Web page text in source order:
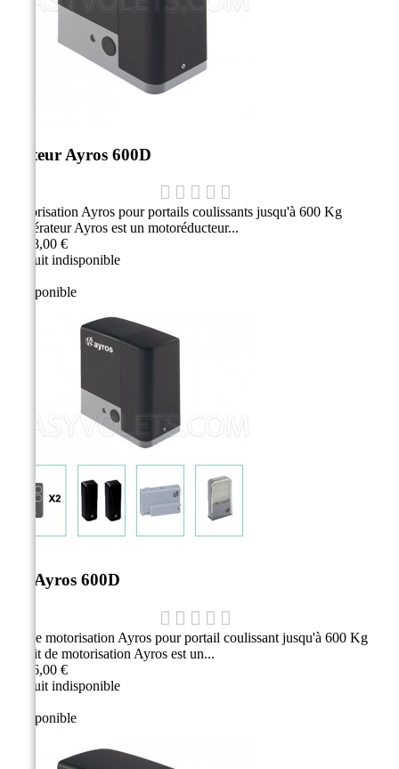
Moteur Ayros 600D
Motorisation Ayros pour portails coulissants jusqu'à 600 Kg
L'opérateur Ayros est un motoréducteur...
1 168,00 €
Produit indisponible
Indisponible
Kit Ayros 600D
Kit de motorisation Ayros pour portail coulissant jusqu'à 600 Kg
Ce kit de motorisation Ayros est un...
1 546,00 €
Produit indisponible
Indisponible